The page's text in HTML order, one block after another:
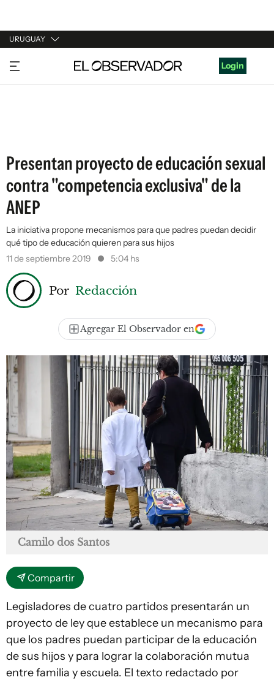
URUGUAY
URUGUAY
ARGENTINA
Login
Presentan proyecto de educación sexual
contra "competencia exclusiva" de la
ANEP
La iniciativa propone mecanismos para que padres puedan decidir
qué tipo de educación quieren para sus hijos
11 de septiembre 2019
5:04 hs
Por Redacción
Agregar El Observador en
Camilo dos Santos
Compartir
Legisladores de cuatro partidos presentarán un
proyecto de ley que establece un mecanismo para
que los padres puedan participar de la educación
de sus hijos y para lograr la colaboración mutua
entre familia y escuela. El texto redactado por